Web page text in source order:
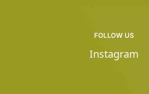
FOLLOW US
Instagram